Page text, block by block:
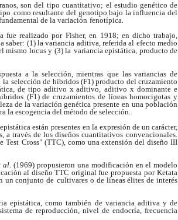
son del tipo cuantitativo; el estudio genético de
como resultante del genotipo bajo la influencia del
de la variación fenotípica.
fue realizado por Fisher, en 1918; en dicho trabajo,
a saber: (1) la variancia aditiva, referida al efecto medio
mismo locus y (3) la variancia epistática, producto de
a la selección, mientras que las variancias de
la selección de híbridos (F1) producto del cruzamiento
de tipo aditivo x aditivo,
aditivo x dominante e
(F1) de cruzamientos de líneas homocigotas y
de la variación genética presente en una población
la escogencia del método de selección.
están presentes en la expresión de un carácter,
a través de los diseños cuantitativos convencionales.
Test Cross" (TTC), como una extensión del diseño III
al. (1969) propusieron una modificación en el modelo
al diseño TTC original fue propuesta por Ketata
un conjunto de cultivares o de líneas élites de interés
epistática, como también de variancia aditiva y de
de reproducción, nivel de endocría, frecuencia